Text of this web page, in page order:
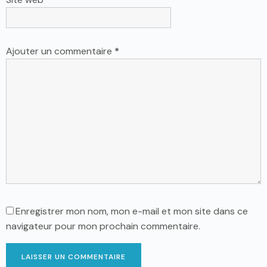
Ajouter un commentaire *
Enregistrer mon nom, mon e-mail et mon site dans ce
navigateur pour mon prochain commentaire.
LAISSER UN COMMENTAIRE